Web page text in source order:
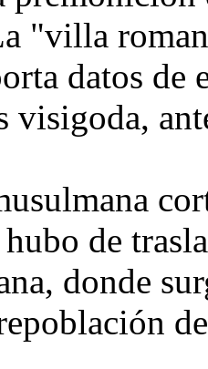
"villa
datos de
visigoda,
de
donde